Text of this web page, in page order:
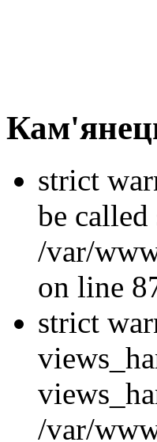
strict
be
/var/
on line
strict
/var/